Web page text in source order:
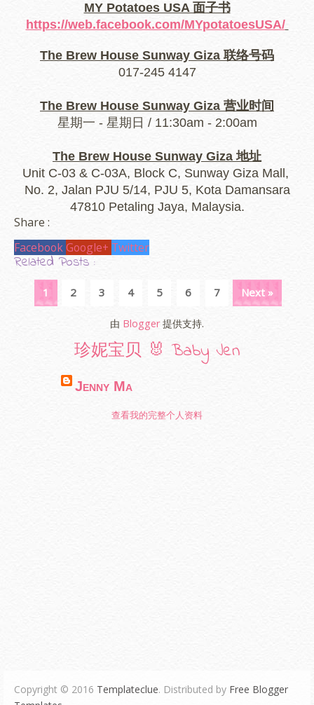
MY Potatoes USA 面子书
https://web.facebook.com/MYpotatoesUSA/
The Brew House Sunway Giza 联络号码
017-245 4147
The Brew House Sunway Giza 营业时间
星期一 - 星期日 / 11:30am - 2:00am
The Brew House Sunway Giza 地址
Unit C-03 & C-03A, Block C, Sunway Giza Mall,
No. 2, Jalan PJU 5/14, PJU 5, Kota Damansara
47810 Petaling Jaya, Malaysia.
Share :
Facebook Google+ Twitter
Related Posts :
1 2 3 4 5 6 7 Next »
由 Blogger提供支持.
珍妮宝贝 🐰 Baby Jen
Jenny Ma
查看我的完整个人资料
Copyright © 2016 Templateclue. Distributed by Free Blogger